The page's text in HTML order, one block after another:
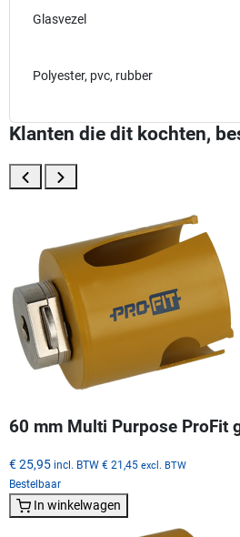
Glasvezel
Polyester, pvc, rubber
Klanten die dit kochten,
60 mm Multi Purpose ProFit
€ 25,95 incl. BTW € 21,45 excl. BTW
Bestelbaar
In winkelwagen